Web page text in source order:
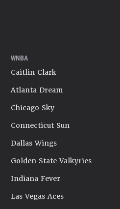
WNBA
Caitlin Clark
Atlanta Dream
Chicago Sky
Connecticut Sun
Dallas Wings
Golden State Valkyries
Indiana Fever
Las Vegas Aces